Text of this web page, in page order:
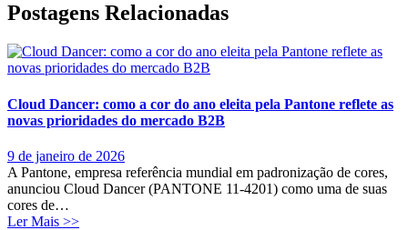
Postagens Relacionadas
Cloud Dancer: como a cor do ano eleita pela Pantone reflete as
novas prioridades do mercado B2B
9 de janeiro de 2026
A Pantone, empresa referência mundial em padronização de cores,
anunciou Cloud Dancer (PANTONE 11-4201) como uma de suas
cores de…
Ler Mais >>